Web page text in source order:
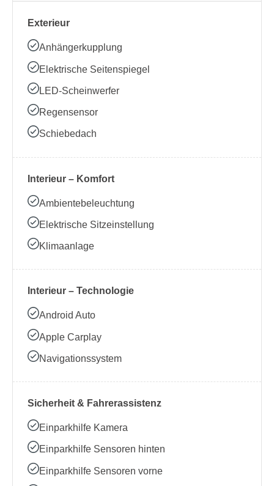
Exterieur
Anhängerkupplung
Elektrische Seitenspiegel
LED-Scheinwerfer
Regensensor
Schiebedach
Interieur – Komfort
Ambientebeleuchtung
Elektrische Sitzeinstellung
Klimaanlage
Interieur – Technologie
Android Auto
Apple Carplay
Navigationssystem
Sicherheit & Fahrerassistenz
Einparkhilfe Kamera
Einparkhilfe Sensoren hinten
Einparkhilfe Sensoren vorne